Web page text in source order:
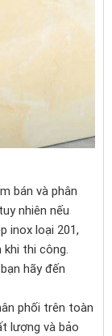
bán và phân
nhiên nếu
inox loại 201,
khi thi công.
hãy đến
phối trên toàn
lượng và bảo